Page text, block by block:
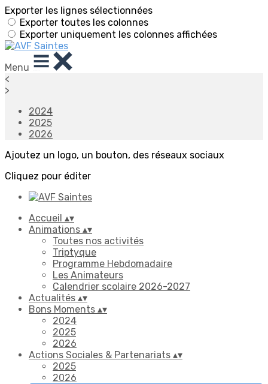
Exporter les lignes sélectionnées
Exporter toutes les colonnes
Exporter uniquement les colonnes affichées
Menu
<
>
2024
2025
2026
Ajoutez un logo, un bouton, des réseaux sociaux
Cliquez pour éditer
Accueil ▴▾
Animations ▴▾
Toutes nos activités
Triptyque
Programme Hebdomadaire
Les Animateurs
Calendrier scolaire 2026-2027
Actualités ▴▾
Bons Moments ▴▾
2024
2025
2026
Actions Sociales & Partenariats ▴▾
2025
2026